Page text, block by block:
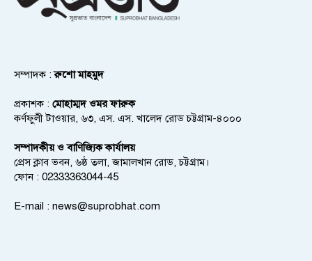
সম্পাদক :রুশো মাহমুদ
প্রকাশক : মোহাম্মদ ওমর ফারুক
কর্ণফুলী টাওয়ার, ৬৩, এস. এস. খালেদ রোড চট্টগ্রাম-৪০০০
সম্পাদকীয় ও বাণিজ্যিক কার্যালয়
প্রেস ক্লাব ভবন, ৬ষ্ঠ তলা, জামালখান রোড, চট্টগ্রাম।
ফোন : 02333363044-45
E-mail : news@suprobhat.com